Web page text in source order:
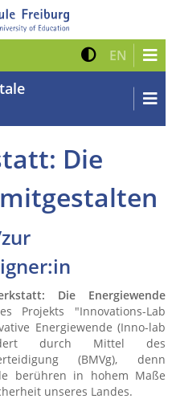
Kontrast
EN Zur
Die
Die Energiewende
Projekts "Innovations-Lab
Energiewende (Inno-lab
durch Mittel des
(BMVg), denn
berühren in hohem Maße
unseres Landes.